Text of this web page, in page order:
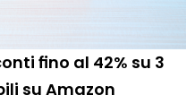
fino al 42% su 3
su Amazon